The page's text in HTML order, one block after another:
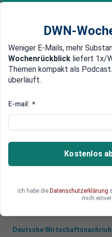
Newsticker MEIN DWN:
Edelmetalle DWN-
„Amerikas neuer
Pressestimmen
Afghanistans an
Deutsche
DWN-
Weniger E-Mails, mehr
Wochenrückblick liefert 1x/
Themen kompakt als
überläuft.
E-mail: *
Kostenlos
Ich habe die Datenschutzerklärung
mich